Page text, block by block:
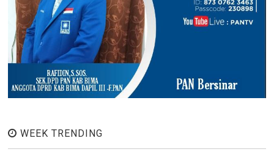
WEEK TRENDING